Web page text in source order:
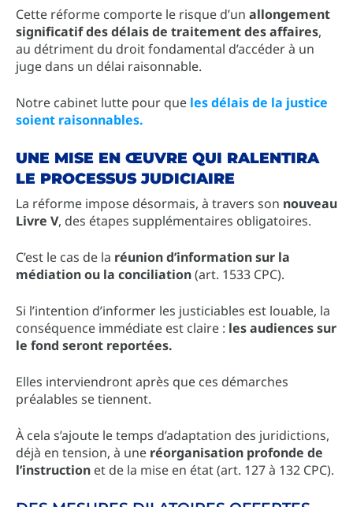
Cette réforme comporte le risque d’un allongement
significatif des délais de traitement des affaires,
au détriment du droit fondamental d’accéder à un
juge dans un délai raisonnable.
Notre cabinet lutte pour que les délais de la justice
soient raisonnables.
UNE MISE EN ŒUVRE QUI RALENTIRA
LE PROCESSUS JUDICIAIRE
La réforme impose désormais, à travers son nouveau
Livre V, des étapes supplémentaires obligatoires.
C’est le cas de la réunion d’information sur la
médiation ou la conciliation(art. 1533 CPC).
Si l’intention d’informer les justiciables est louable, la
conséquence immédiate est claire : les audiences sur
le fond seront reportées.
Elles interviendront après que ces démarches
préalables se tiennent.
À cela s’ajoute le temps d’adaptation des juridictions,
déjà en tension, à une réorganisation profonde de
l’instruction et de la mise en état (art. 127 à 132 CPC).